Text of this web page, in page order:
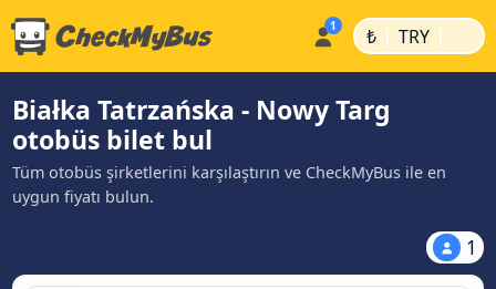
₺ | TRY |
Białka Tatrzańska - Nowy Targ
otobüs bilet bul
Tüm otobüs şirketlerini karşılaştırın ve CheckMyBus ile en
uygun fiyatı bulun.
1